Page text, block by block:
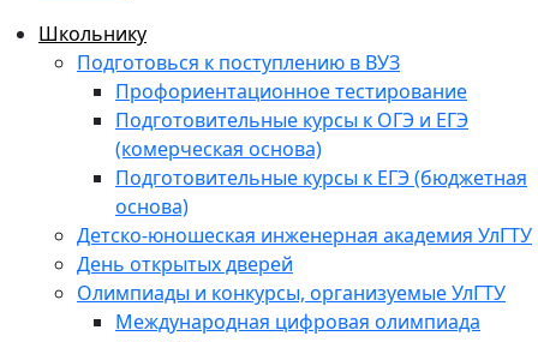
Школьнику
Подготовься к поступлению в ВУЗ
Профориентационное тестирование
Подготовительные курсы к ОГЭ и ЕГЭ
(комерческая основа)
Подготовительные курсы к ЕГЭ (бюджетная
основа)
Детско-юношеская инженерная академия УлГТУ
День открытых дверей
Олимпиады и конкурсы, организуемые УлГТУ
Международная цифровая олимпиада